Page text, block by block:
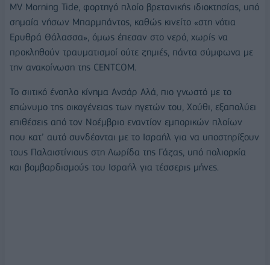
MV Morning Tide, φορτηγό πλοίο βρετανικής ιδιοκτησίας, υπό
σημαία νήσων Μπαρμπάντος, καθώς κινείτο «στη νότια
Ερυθρά Θάλασσα», όμως έπεσαν στο νερό, χωρίς να
προκληθούν τραυματισμοί ούτε ζημιές, πάντα σύμφωνα με
την ανακοίνωση της CENTCOM.
Το σιιτικό ένοπλο κίνημα Ανσάρ Αλά, πιο γνωστό με το
επώνυμο της οικογένειας των ηγετών του, Χούθι, εξαπολύει
επιθέσεις από τον Νοέμβριο εναντίον εμπορικών πλοίων
που κατ’ αυτό συνδέονται με το Ισραήλ για να υποστηρίξουν
τους Παλαιστίνιους στη Λωρίδα της Γάζας, υπό πολιορκία
και βομβαρδισμούς του Ισραήλ για τέσσερις μήνες.